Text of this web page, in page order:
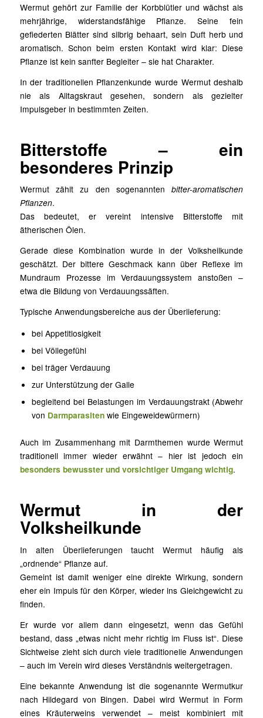
Wermut gehört zur Familie der Korbblütler und wächst als
mehrjährige, widerstandsfähige Pflanze. Seine fein
gefiederten Blätter sind silbrig behaart, sein Duft herb und
aromatisch. Schon beim ersten Kontakt wird klar: Diese
Pflanze ist kein sanfter Begleiter – sie hat Charakter.
In der traditionellen Pflanzenkunde wurde Wermut deshalb
nie als Alltagskraut gesehen, sondern als gezielter
Impulsgeber in bestimmten Zeiten.
Bitterstoffe – ein
besonderes Prinzip
Wermut zählt zu den sogenanntenbitter-aromatischen
Pflanzen.
Das bedeutet, er vereint intensive Bitterstoffe mit
ätherischen Ölen.
Gerade diese Kombination wurde in der Volksheilkunde
geschätzt. Der bittere Geschmack kann über Reflexe im
Mundraum Prozesse im Verdauungssystem anstoßen –
etwa die Bildung von Verdauungssäften.
Typische Anwendungsbereiche aus der Überlieferung:
bei Appetitlosigkeit
bei Völlegefühl
bei träger Verdauung
zur Unterstützung der Galle
begleitend bei Belastungen im Verdauungstrakt (Abwehr
von Darmparasiten wie Eingeweidewürmern)
Auch im Zusammenhang mit Darmthemen wurde Wermut
traditionell immer wieder erwähnt – hier ist jedoch ein
besonders bewusster und vorsichtiger Umgang wichtig.
Wermut in der
Volksheilkunde
In alten Überlieferungen taucht Wermut häufig als
„ordnende“ Pflanze auf.
Gemeint ist damit weniger eine direkte Wirkung, sondern
eher ein Impuls für den Körper, wieder ins Gleichgewicht zu
finden.
Er wurde vor allem dann eingesetzt, wenn das Gefühl
bestand, dass „etwas nicht mehr richtig im Fluss ist“. Diese
Sichtweise zieht sich durch viele traditionelle Anwendungen
– auch im Verein wird dieses Verständnis weitergetragen.
Eine bekannte Anwendung ist die sogenannte Wermutkur
nach Hildegard von Bingen. Dabei wird Wermut in Form
eines Kräuterweins verwendet – meist kombiniert mit